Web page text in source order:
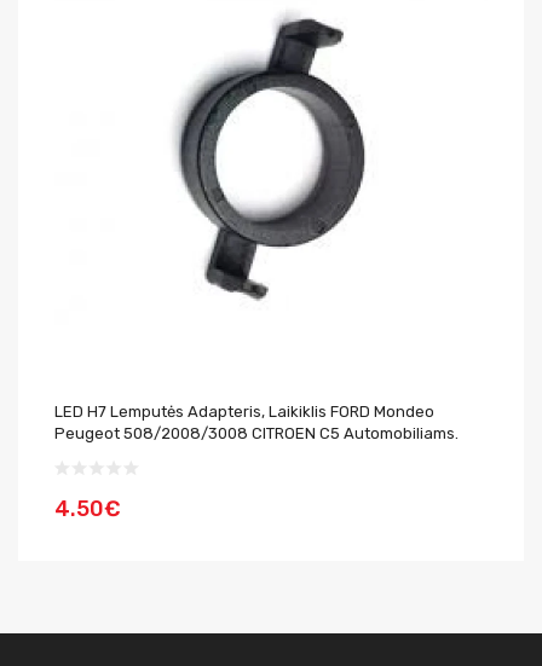
LED H7 Lemputės Adapteris, Laikiklis FORD Mondeo
Peugeot 508/2008/3008 CITROEN C5 Automobiliams.
4.50€